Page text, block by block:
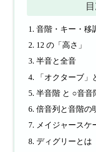
音階・キー・移
12 の「高さ」
半音と全音
「オクターブ」
半音階 と ○音音
倍音列と音階の
メイジャースケ
ディグリーとは